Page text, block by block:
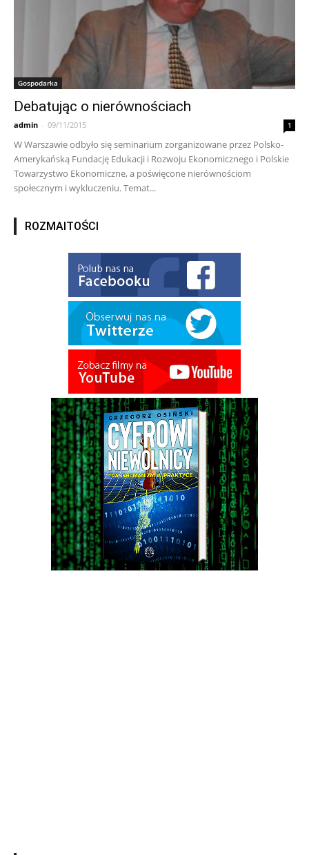
Gospodarka
Debatując o nierównościach
admin - 09/11/2015 1
W Warszawie odbyło się seminarium zorganizowane przez Polsko-
Amerykańską Fundację Edukacji i Rozwoju Ekonomicznego i Polskie
Towarzystwo Ekonomiczne, a poświęcone nierównościom
społecznym i wykluczeniu. Temat...
ROZMAITOŚCI